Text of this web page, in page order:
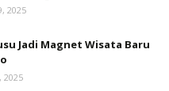
2025
Jadi Magnet Wisata Baru
2025